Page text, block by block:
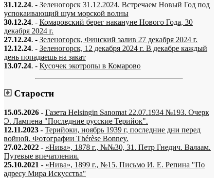
31.12.24. - Зеленогорск 31.12.2024. Встречаем Новый Год под
успокаивающий шум морской волны
30.12.24. - Комаровский берег накануне Нового Года, 30
декабря 2024 г.
27.12.24. - Зеленогорск, Финский залив 27 декабря 2024 г.
12.12.24. - Зеленогорск, 12 декабря 2024 г. В декабре каждый
день попадаешь на закат
13.07.24. - Кусочек экотропы в Комарово
Старости
15.05.2026 - Газета Helsingin Sanomat 22.07.1934 №193. Очерк
Э. Лампена "Последние русские Терийок".
12.11.2023 - Терийоки, ноябрь 1939 г, последние дни перед
войной. Фотографии Thérèse Bonney.
27.02.2022 - «Нива», 1878 г., №№30, 31. Петр Гнедич. Валаам.
Путевые впечатления.
25.10.2021 - «Нива», 1899 г., №15. Письмо И. Е. Репина "По
адресу Мира Искусства"